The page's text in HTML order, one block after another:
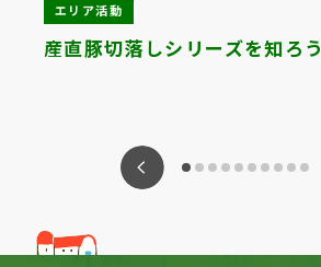
エリア活動
産直豚切落しシリーズを知ろう